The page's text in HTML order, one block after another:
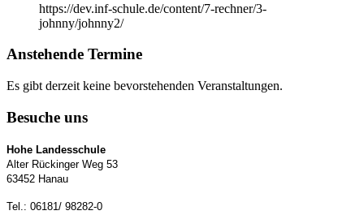
https://dev.inf-schule.de/content/7-rechner/3-
johnny/johnny2/
Anstehende Termine
Es gibt derzeit keine bevorstehenden Veranstaltungen.
Besuche uns
Hohe Landesschule
Alter Rückinger Weg 53
63452 Hanau
Tel.: 06181/ 98282-0